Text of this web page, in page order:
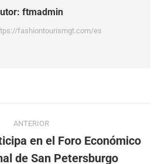
ftmadmin
fashiontourismgt.com/es
ANTERIOR
en el Foro Económico
de San Petersburgo